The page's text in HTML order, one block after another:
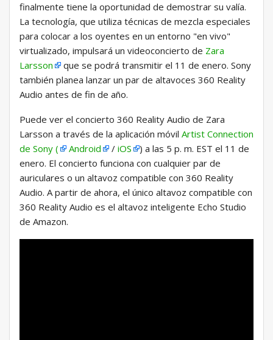
finalmente tiene la oportunidad de demostrar su valía.
La tecnología, que utiliza técnicas de mezcla especiales
para colocar a los oyentes en un entorno "en vivo"
virtualizado, impulsará un videoconcierto de Zara
Larsson
que se podrá transmitir el 11 de enero. Sony
también planea lanzar un par de altavoces 360 Reality
Audio antes de fin de año.
Puede ver el concierto 360 Reality Audio de Zara
Larsson a través de la aplicación móvil Artist Connection
de Sony (
Android / iOS
) a las 5 p. m. EST el 11 de
enero. El concierto funciona con cualquier par de
auriculares o un altavoz compatible con 360 Reality
Audio. A partir de ahora, el único altavoz compatible con
360 Reality Audio es el altavoz inteligente Echo Studio
de Amazon.